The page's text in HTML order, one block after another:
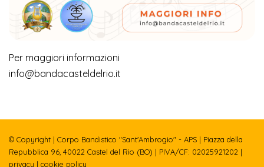
Per maggiori informazioni
info@bandacasteldelrio.it
© Copyright | Corpo Bandistico "Sant'Ambrogio" - APS | Piazza della
Repubblica 96, 40022 Castel del Rio (BO) | PIVA/CF: 02025921202 |
privacy | cookie policy